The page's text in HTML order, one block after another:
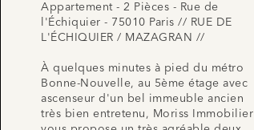
Appartement - 2 Pièces - Rue de
l'Échiquier - 75010 Paris // RUE DE
L'ÉCHIQUIER / MAZAGRAN //
À quelques minutes à pied du métro
Bonne-Nouvelle, au 5ème étage avec
ascenseur d'un bel immeuble ancien
très bien entretenu, Moriss Immobilier